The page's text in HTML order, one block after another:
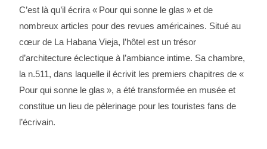
C’est là qu’il écrira « Pour qui sonne le glas » et de
nombreux articles pour des revues américaines. Situé au
cœur de La Habana Vieja, l’hôtel est un trésor
d’architecture éclectique à l’ambiance intime. Sa chambre,
la n.511, dans laquelle il écrivit les premiers chapitres de «
Pour qui sonne le glas », a été transformée en musée et
constitue un lieu de pèlerinage pour les touristes fans de
l’écrivain.